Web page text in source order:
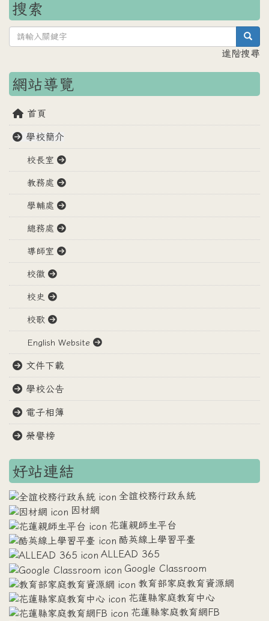
搜索
進階搜尋
網站導覽
首頁
學校簡介
校長室
教務處
學輔處
總務處
導師室
校徽
校史
校歌
English Website
文件下載
學校公告
電子相簿
榮譽榜
好站連結
全誼校務行政系統
因材網
花蓮親師生平台
酷英線上學習平臺
ALLEAD 365
Google Classroom
教育部家庭教育資源網
花蓮縣家庭教育中心
花蓮縣家庭教育網FB